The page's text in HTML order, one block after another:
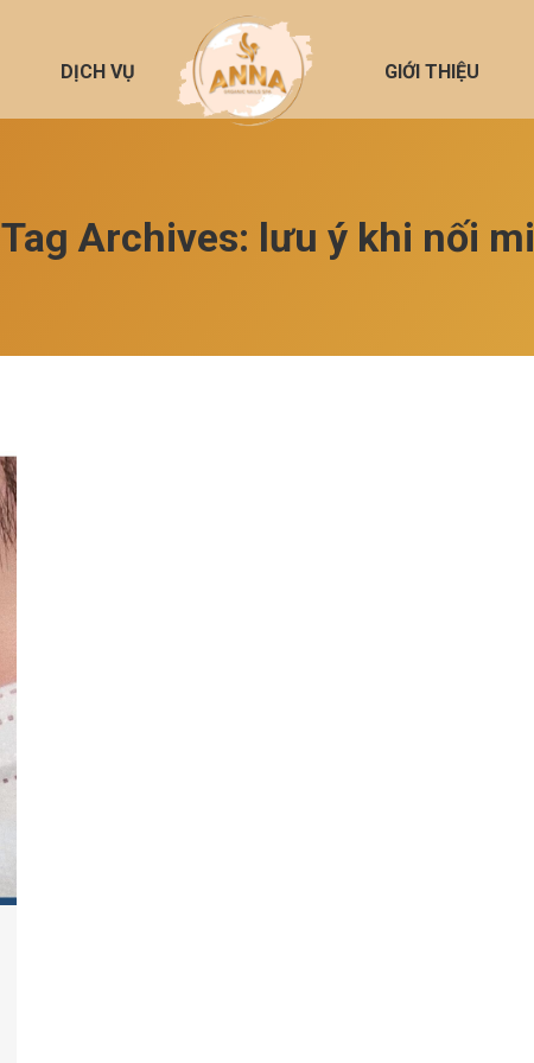
DỊCH VỤ GIỚI THIỆU
Tag Archives: lưu ý khi nối mi